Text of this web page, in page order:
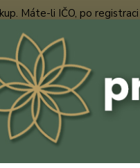
Máte-li IČO, po